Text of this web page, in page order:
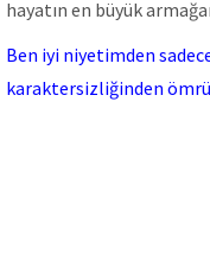
hayatın en büyük
Ben iyi niyetimden
karaktersizliğinden